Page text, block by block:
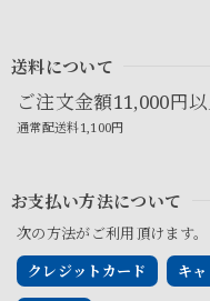
送料について
ご注文金額11,000円
通常配送料1,100円
お支払い方法について
次の方法がご利用頂けます。
クレジットカード
キ